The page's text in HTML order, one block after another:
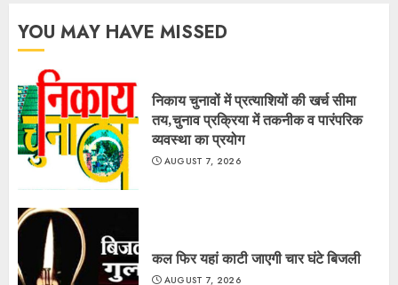
YOU MAY HAVE MISSED
निकाय चुनावों में प्रत्याशियों की खर्च सीमा
तय,चुनाव प्रक्रिया में तकनीक व पारंपरिक
व्यवस्था का प्रयोग
AUGUST 7, 2026
कल फिर यहां काटी जाएगी चार घंटे बिजली
AUGUST 7, 2026